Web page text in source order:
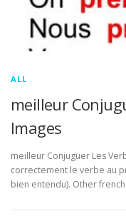
ALL
meilleur
Images
meilleur Conjuguer Les
correctement le verbe au
bien entendu). Other